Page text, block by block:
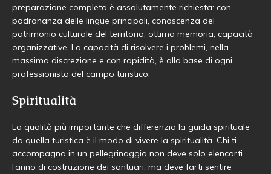
preparazione completa è assolutamente richiesta: con
padronanza delle lingue principali, conoscenza del
patrimonio culturale del territorio, ottima memoria, capacità
organizzative. La capacità di risolvere i problemi, nella
massima discrezione e con rapidità, è alla base di ogni
professionista del campo turistico.
Spiritualità
La qualità più importante che differenzia la guida spirituale
da quella turistica è il modo di vivere la spiritualità. Chi ti
accompagna in un pellegrinaggio non deve solo elencarti
l’anno di costruzione dei santuari, ma deve farti sentire